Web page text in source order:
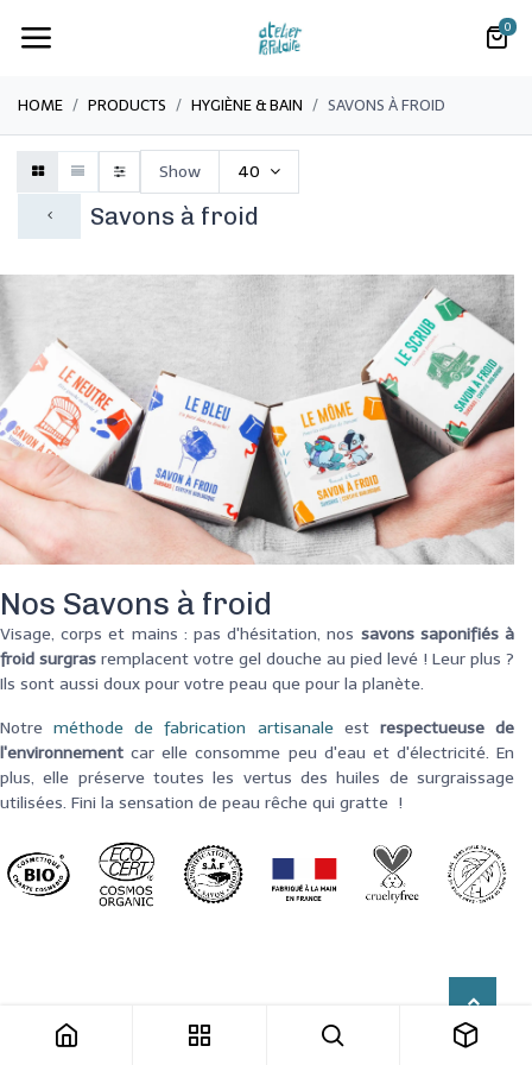
0
HOME PRODUCTS ​HYGIÈNE & BAIN ​SAVONS À FROID
​Savons à froid
Show 40
Nos Savons à froid
Visage, corps et mains : pas d'hésitation, nos savons saponifiés à
froid surgras remplacent votre gel douche au pied levé ! Leur plus ?
Ils sont aussi doux pour votre peau que pour la planète.
Notreméthode de fabrication artisanaleest respectueuse de
l'environnementcar elle consomme peu d'eau et d'électricité. En
plus, elle préserve toutes les vertus des huiles de surgraissage
utilisées. Fini la sensation de peau rêche qui gratte !